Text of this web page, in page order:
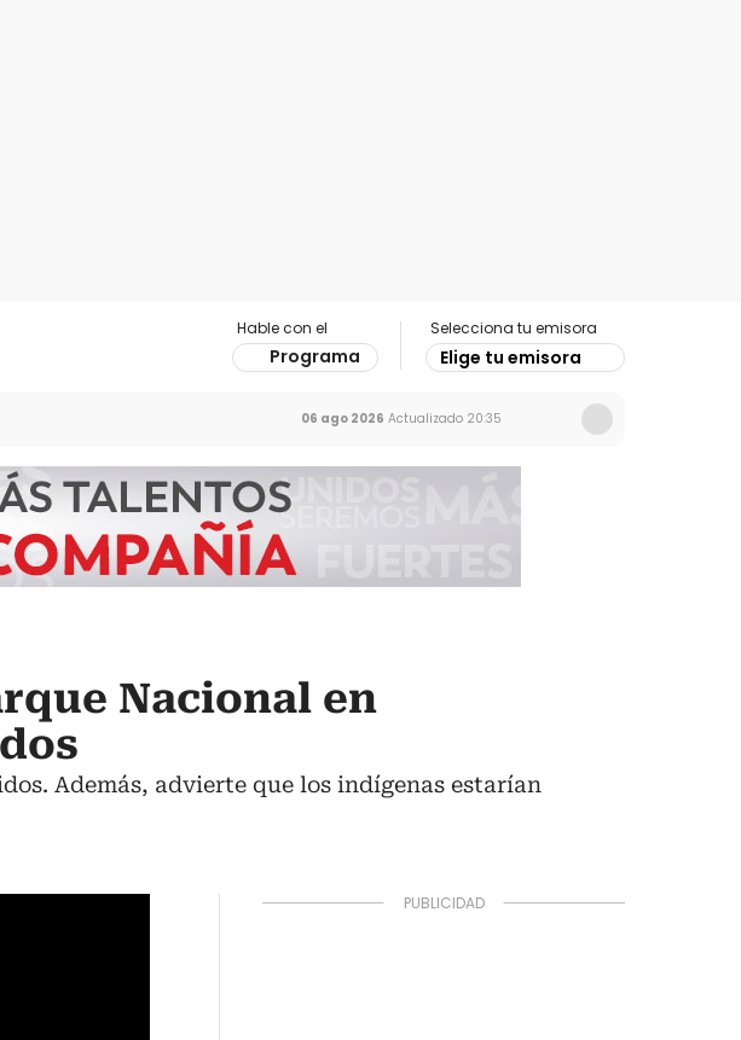
Hable con el
Programa
Selecciona tu emisora
Elige tu emisora
06 ago 2026 Actualizado 20:35
Nacional en
Además, advierte que los indígenas estarían